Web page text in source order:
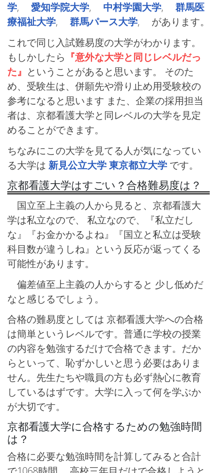
学, 愛知学院大学, 中村学園大学, 群馬医
療福祉大学, 群馬パース大学, があります。
これで同じ入試難易度の大学がわかります。
もしかしたら 『意外な大学と同じレベルだっ
た』 ということがあると思います。 そのた
め、受験生は、併願先や滑り止め用受験校の
参考になると思います また、企業の採用担当
者は、京都看護大学と同レベルの大学を見定
めることができます。
ちなみにこの大学を見てる人が気になってい
る大学は 新見公立大学東京都立大学 です。
京都看護大学はすごい？合格難易度は？
国立至上主義の人から見ると、京都看護大
学は私立なので、 私立なので、『私立だし
な』『お金かかるよね』『国立と私立は受験
科目数が違うしね』という反応が返ってくる
可能性があります。
偏差値至上主義の人からすると 少し低めだ
なと感じるでしょう。
合格の難易度としては 京都看護大学への合格
は簡単というレベルです。普通に学校の授業
の内容を勉強するだけで合格できます。だか
らといって、恥ずかしいと思う必要はありま
せん。先生たちや職員の方も必ず熱心に教育
しているはずです。大学に入って何を学ぶか
が大切です。
京都看護大学に合格するための勉強時間
は？
合格に必要な勉強時間を計算してみると合計